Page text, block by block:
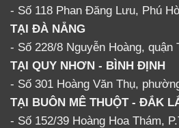
- Số 118 Phan Đăng Lưu, Phú
TẠI ĐÀ NẴNG
- Số 228/8 Nguyễn Hoàng, quận
TẠI QUY NHƠN - BÌNH ĐỊNH
- Số 301 Hoàng Văn Thụ,
TẠI BUÔN MÊ THUỘT - ĐẮK
- Số 152/39 Hoàng Hoa Thám,